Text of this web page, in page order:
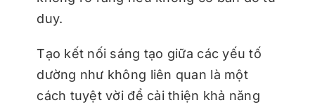
duy.
Tạo kết nối sáng tạo giữa các yếu tố
dường như không liên quan là một
cách tuyệt vời để cải thiện khả năng